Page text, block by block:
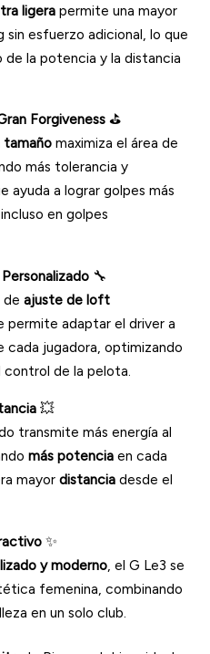
ligerapermite una mayor
sin esfuerzo adicional, lo que
la potencia y la distancia
Forgiveness⛳
tamañomaximiza el área de
más tolerancia y
ayuda a lograr golpes más
en golpes
🔧
de ajuste de loft
permite adaptar el driver a
cada jugadora, optimizando
control de la pelota.
💥
transmite más energía al
más potenciaen cada
mayor distanciadesde el
✨
y moderno, el G Le3 se
femenina, combinando
en un solo club.